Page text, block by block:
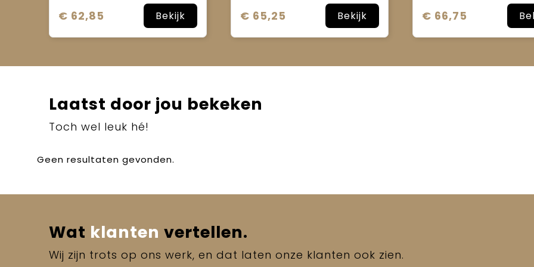
€ 62,85 Bekijk € 65,25 Bekijk € 66,75
Laatst door jou bekeken
Toch wel leuk hé!
Geen resultaten gevonden.
Wat klanten vertellen.
Wij zijn trots op ons werk, en dat laten onze klanten ook zien.